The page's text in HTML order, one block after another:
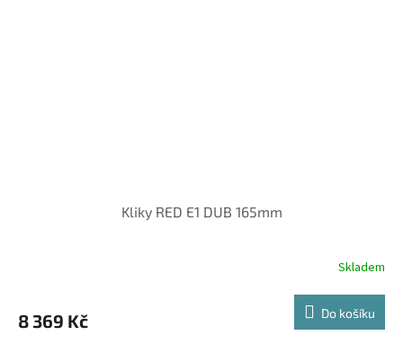
Kliky RED E1 DUB 165mm
Skladem
8 369 Kč Do košíku